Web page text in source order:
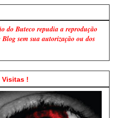
do Buteco repudia a reprodução
Blog sem sua autorização ou dos
Visitas !